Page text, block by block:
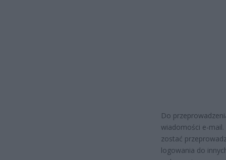
Do
wiadomości e-
zostać
logowania do